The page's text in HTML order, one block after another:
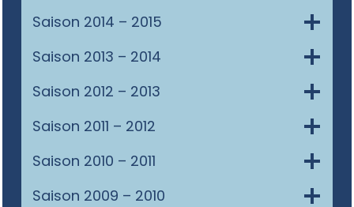
Saison 2014 – 2015
Saison 2013 – 2014
Saison 2012 – 2013
Saison 2011 – 2012
Saison 2010 – 2011
Saison 2009 – 2010